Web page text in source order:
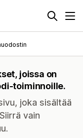
joissa on
toiminnoille.
joka sisältää
vain